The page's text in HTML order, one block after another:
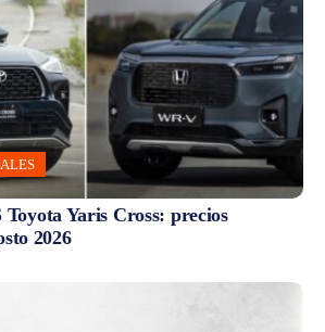
Yaris Cross: precios
2026